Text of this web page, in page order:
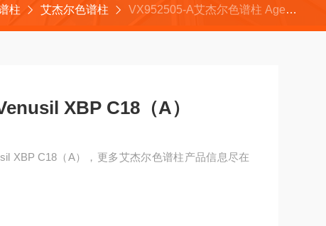
柱 艾杰尔色谱柱 VX952505-A艾杰尔色谱柱 Agela Venusil XBP C18（A）
XBP C18（A）
XBP C18（A），更多艾杰尔色谱柱产品信息尽在